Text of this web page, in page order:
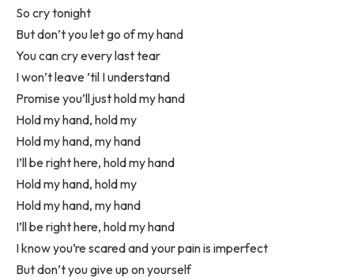
So cry tonight
But don’t you let go of my hand
You can cry every last tear
I won’t leave ’til I understand
Promise you’ll just hold my hand
Hold my hand, hold my
Hold my hand, my hand
I’ll be right here, hold my hand
Hold my hand, hold my
Hold my hand, my hand
I’ll be right here, hold my hand
I know you’re scared and your pain is imperfect
But don’t you give up on yourself